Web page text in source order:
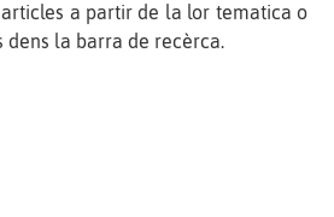
a partir de la lor tematica o
dens la barra de recèrca.